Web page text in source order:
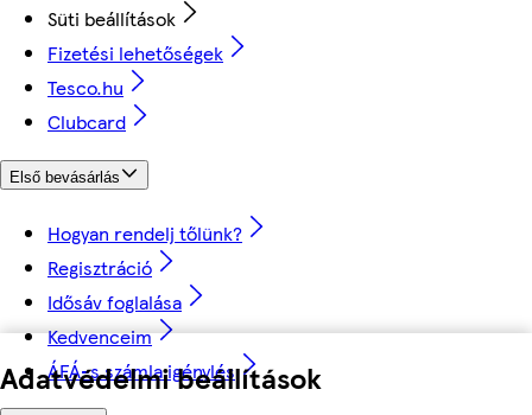
Adatvédelmi beállítások
Süti beállítások
Fizetési lehetőségek
Tesco.hu
Clubcard
Első bevásárlás
Hogyan rendelj tőlünk?
Regisztráció
Idősáv foglalása
Kedvenceim
ÁFÁ-s számla igénylés